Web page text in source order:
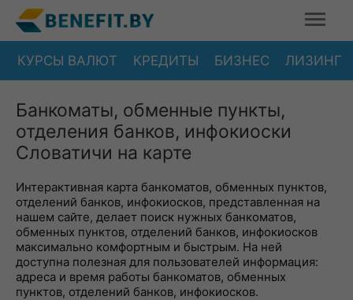
КУРСЫ ВАЛЮТ КРЕДИТЫ БИЗНЕС ЛИЗИНГ
Банкоматы, обменные пункты,
отделения банков, инфокиоски
Словатичи на карте
Интерактивная карта банкоматов, обменных пунктов,
отделений банков, инфокиосков, представленная на
нашем сайте, делает поиск нужных банкоматов,
обменных пунктов, отделений банков, инфокиосков
максимально комфортным и быстрым. На ней
доступна полезная для пользователей информация:
адреса и время работы банкоматов, обменных
пунктов, отделений банков, инфокиосков.